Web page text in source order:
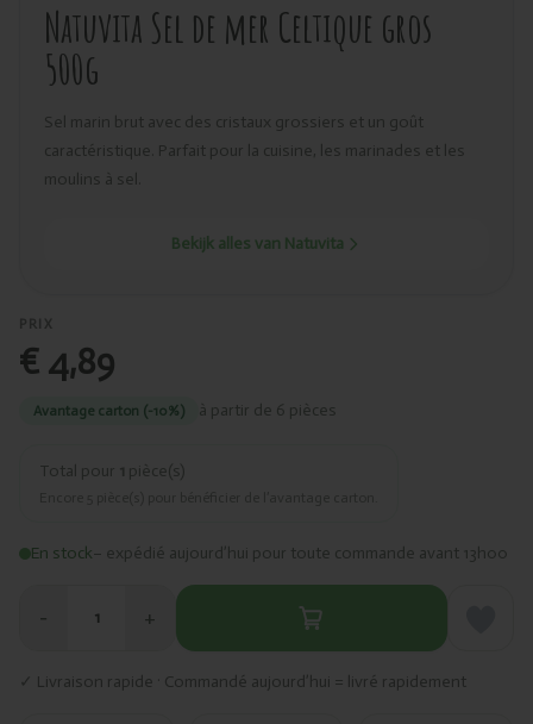
Natuvita Sel de mer Celtique gros
500g
Sel marin brut avec des cristaux grossiers et un goût
caractéristique. Parfait pour la cuisine, les marinades et les
moulins à sel.
Bekijk alles van Natuvita
PRIX
€ 4,89
Avantage carton (-10%) à partir de 6 pièces
Total pour 1 pièce(s)
En stock– expédié aujourd’hui pour toute commande avant 13h00
− 1 +
✓ Livraison rapide · Commandé aujourd’hui = livré rapidement